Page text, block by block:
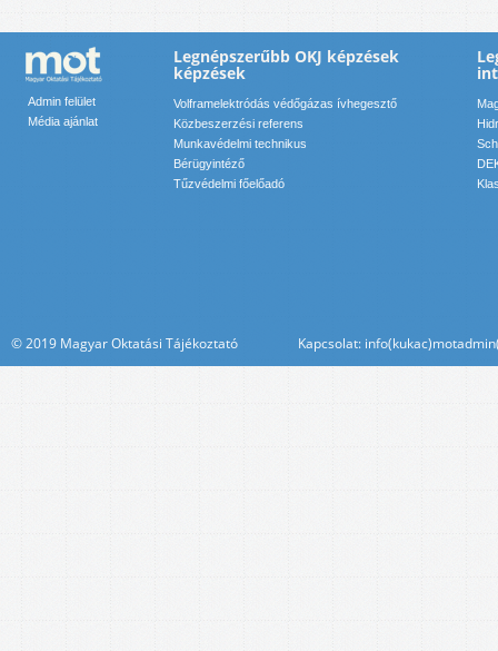
Admin felület
Média ajánlat
Legnépszerűbb OKJ képzések
képzések
Volframelektródás védőgázas ívhegesztő
Közbeszerzési referens
Munkavédelmi technikus
Bérügyintéző
Tűzvédelmi főelőadó
© 2019 Magyar Oktatási Tájékoztató Kapcsolat: